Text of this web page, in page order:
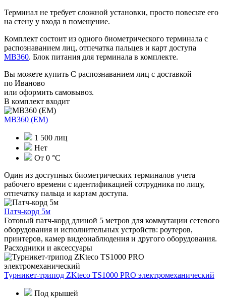
Терминал не требует сложной установки, просто повесьте его
на стену у входа в помещение.
Комплект состоит из одного биометрического терминала с
распознаванием лиц, отпечатка пальцев и карт доступа
MB360. Блок питания для терминала в комплекте.
Вы можете купить С распознаванием лиц с доставкой
по Иваново
или оформить самовывоз.
В комплект входит
MB360 (EM)
1 500 лиц
Нет
От 0 °С
Один из доступных биометрических терминалов учета
рабочего времени с идентификацией сотрудника по лицу,
отпечатку пальца и картам доступа.
Патч-корд 5м
Готовый патч-корд длиной 5 метров для коммутации сетевого
оборудования и исполнительных устройств: роутеров,
принтеров, камер видеонаблюдения и другого оборудования.
Расходники и аксессуары
Турникет-трипод ZKteco TS1000 PRO электромеханический
Под крышей